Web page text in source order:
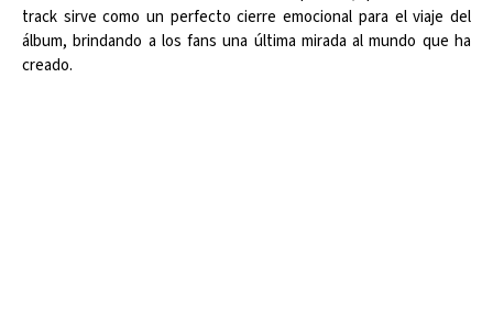
track sirve como un perfecto cierre emocional para el viaje del
álbum, brindando a los fans una última mirada al mundo que ha
creado.